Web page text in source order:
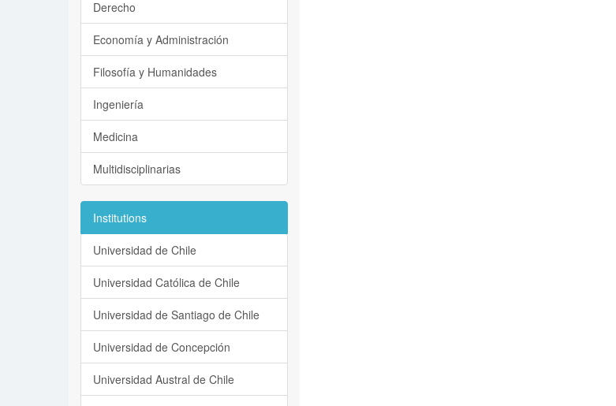
Derecho
Economía y Administración
Filosofía y Humanidades
Ingeniería
Medicina
Multidisciplinarias
Institutions
Universidad de Chile
Universidad Católica de Chile
Universidad de Santiago de Chile
Universidad de Concepción
Universidad Austral de Chile